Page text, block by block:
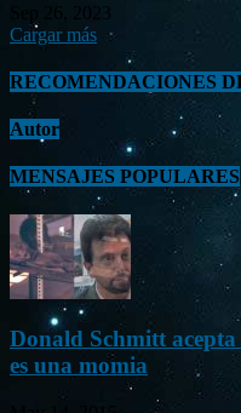
Sep 26, 2023
Cargar más
RECOMENDACIONES
Autor
MENSAJES POPULARES
Donald Schmitt
es una momia